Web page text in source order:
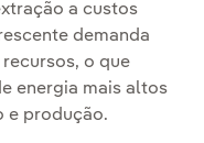
a custos
demanda
o que
energia mais altos
e produção.